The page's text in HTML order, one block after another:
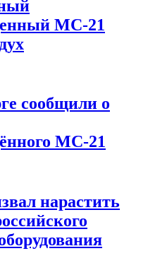
МС-21
сообщили о
МС-21
нарастить